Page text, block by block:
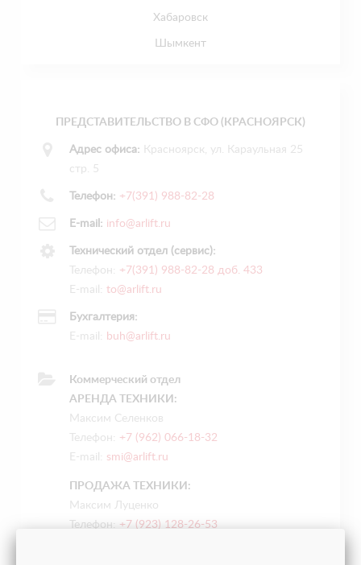
Хабаровск
Шымкент
ПРЕДСТАВИТЕЛЬСТВО В СФО (КРАСНОЯРСК)
Адрес офиса: Красноярск, ул. Караульная 25
стр. 5
Телефон: +7(391) 988-82-28
E-mail: info@arlift.ru
Технический отдел (сервис):
Телефон: +7(391) 988-82-28 доб. 433
E-mail: to@arlift.ru
Бухгалтерия:
E-mail: buh@arlift.ru
Коммерческий отдел
АРЕНДА ТЕХНИКИ:
Максим Селенков
Телефон: +7 (962) 066-18-32
E-mail: smi@arlift.ru
ПРОДАЖА ТЕХНИКИ:
Максим Луценко
Телефон: +7 (923) 128-26-53